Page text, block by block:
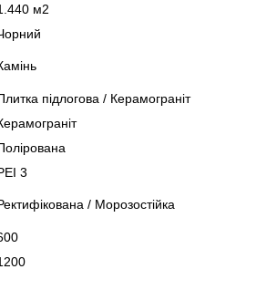
м2
підлогова / Керамограніт
3
/ Морозостійка